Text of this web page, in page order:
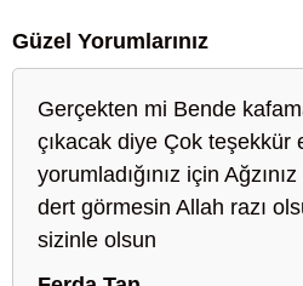
Güzel Yorumlarınız
Gerçekten mi Bende
çıkacak diye Çok teşekkür
yorumladığınız için
dert görmesin Allah razı
sizinle olsun